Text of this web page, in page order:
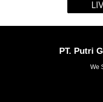
PT. Putri
We